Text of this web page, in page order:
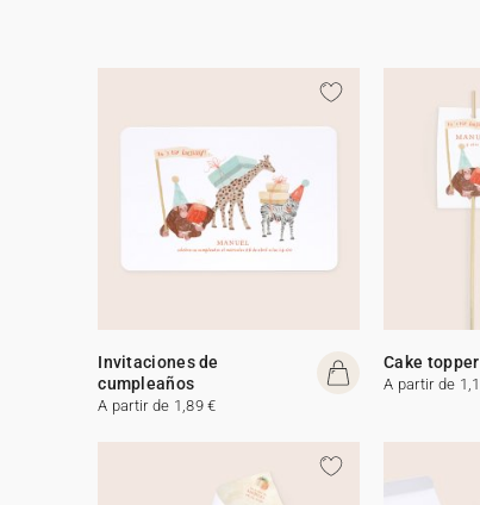
Invitaciones de
cumpleaños
A partir de 1,89 €
Cake topper
A partir de